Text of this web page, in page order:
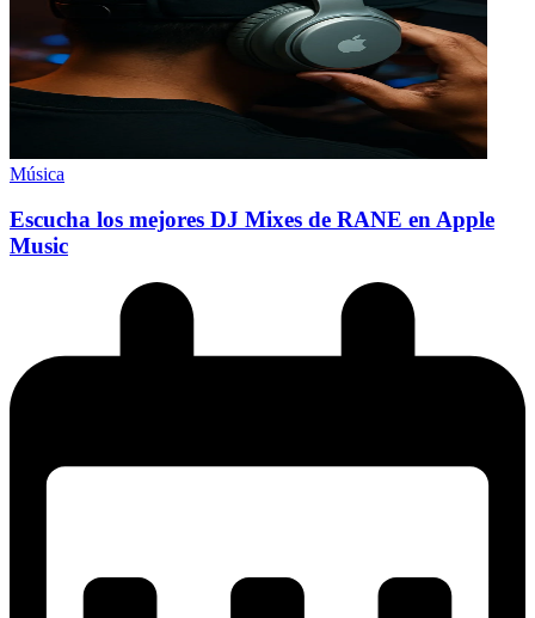
Música
Escucha los mejores DJ Mixes de RANE en Apple
Music